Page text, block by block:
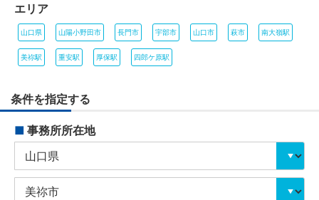
エリア
山口県 山陽小野田市 長門市 宇部市 山口市 萩市 南大嶺駅
美祢駅 重安駅 厚保駅 四郎ケ原駅
条件を指定する
■ 事務所所在地